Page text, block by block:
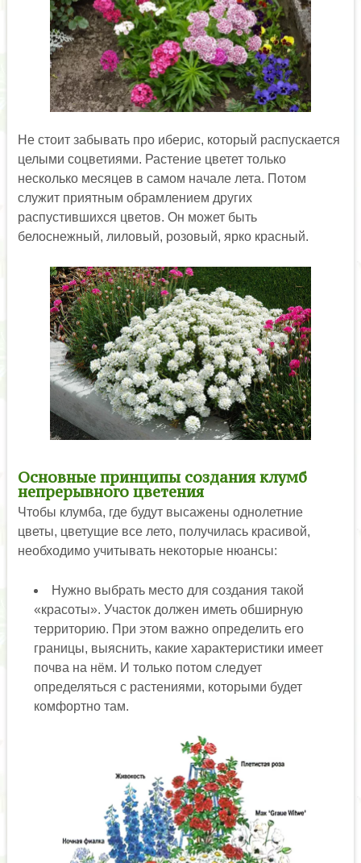
Не стоит забывать про иберис, который распускается
целыми соцветиями. Растение цветет только
несколько месяцев в самом начале лета. Потом
служит приятным обрамлением других
распустившихся цветов. Он может быть
белоснежный, лиловый, розовый, ярко красный.
Основные принципы создания клумб
непрерывного цветения
Чтобы клумба, где будут высажены однолетние
цветы, цветущие все лето, получилась красивой,
необходимо учитывать некоторые нюансы:
Нужно выбрать место для создания такой
«красоты». Участок должен иметь обширную
территорию. При этом важно определить его
границы, выяснить, какие характеристики имеет
почва на нём. И только потом следует
определяться с растениями, которыми будет
комфортно там.